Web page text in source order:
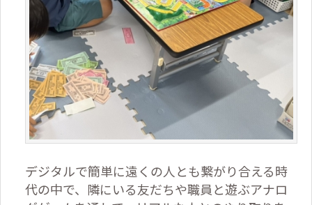
デジタルで簡単に遠くの人とも繋がり合える時
代の中で、隣にいる友だちや職員と遊ぶアナロ